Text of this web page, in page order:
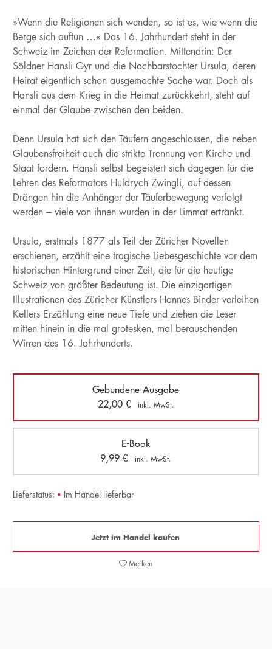
»Wenn die Religionen sich wenden, so ist es, wie wenn die
Berge sich auftun …« Das 16. Jahrhundert steht in der
Schweiz im Zeichen der Reformation. Mittendrin: Der
Söldner Hansli Gyr und die Nachbarstochter Ursula, deren
Heirat eigentlich schon ausgemachte Sache war. Doch als
Hansli aus dem Krieg in die Heimat zurückkehrt, steht auf
einmal der Glaube zwischen den beiden.
Denn Ursula hat sich den Täufern angeschlossen, die neben
Glaubensfreiheit auch die strikte Trennung von Kirche und
Staat fordern. Hansli selbst begeistert sich dagegen für die
Lehren des Reformators Huldrych Zwingli, auf dessen
Drängen hin die Anhänger der Täuferbewegung verfolgt
werden – viele von ihnen wurden in der Limmat ertränkt.
Ursula, erstmals 1877 als Teil der Züricher Novellen
erschienen, erzählt eine tragische Liebesgeschichte vor dem
historischen Hintergrund einer Zeit, die für die heutige
Schweiz von größter Bedeutung ist. Die einzigartigen
Illustrationen des Züricher Künstlers Hannes Binder verleihen
Kellers Erzählung eine neue Tiefe und ziehen die Leser
mitten hinein in die mal grotesken, mal berauschenden
Wirren des 16. Jahrhunderts.
Gebundene Ausgabe
22,00 € inkl. MwSt.
E-Book
9,99€ inkl. MwSt.
Lieferstatus: • Im Handel lieferbar
Jetzt im Handel kaufen
Merken